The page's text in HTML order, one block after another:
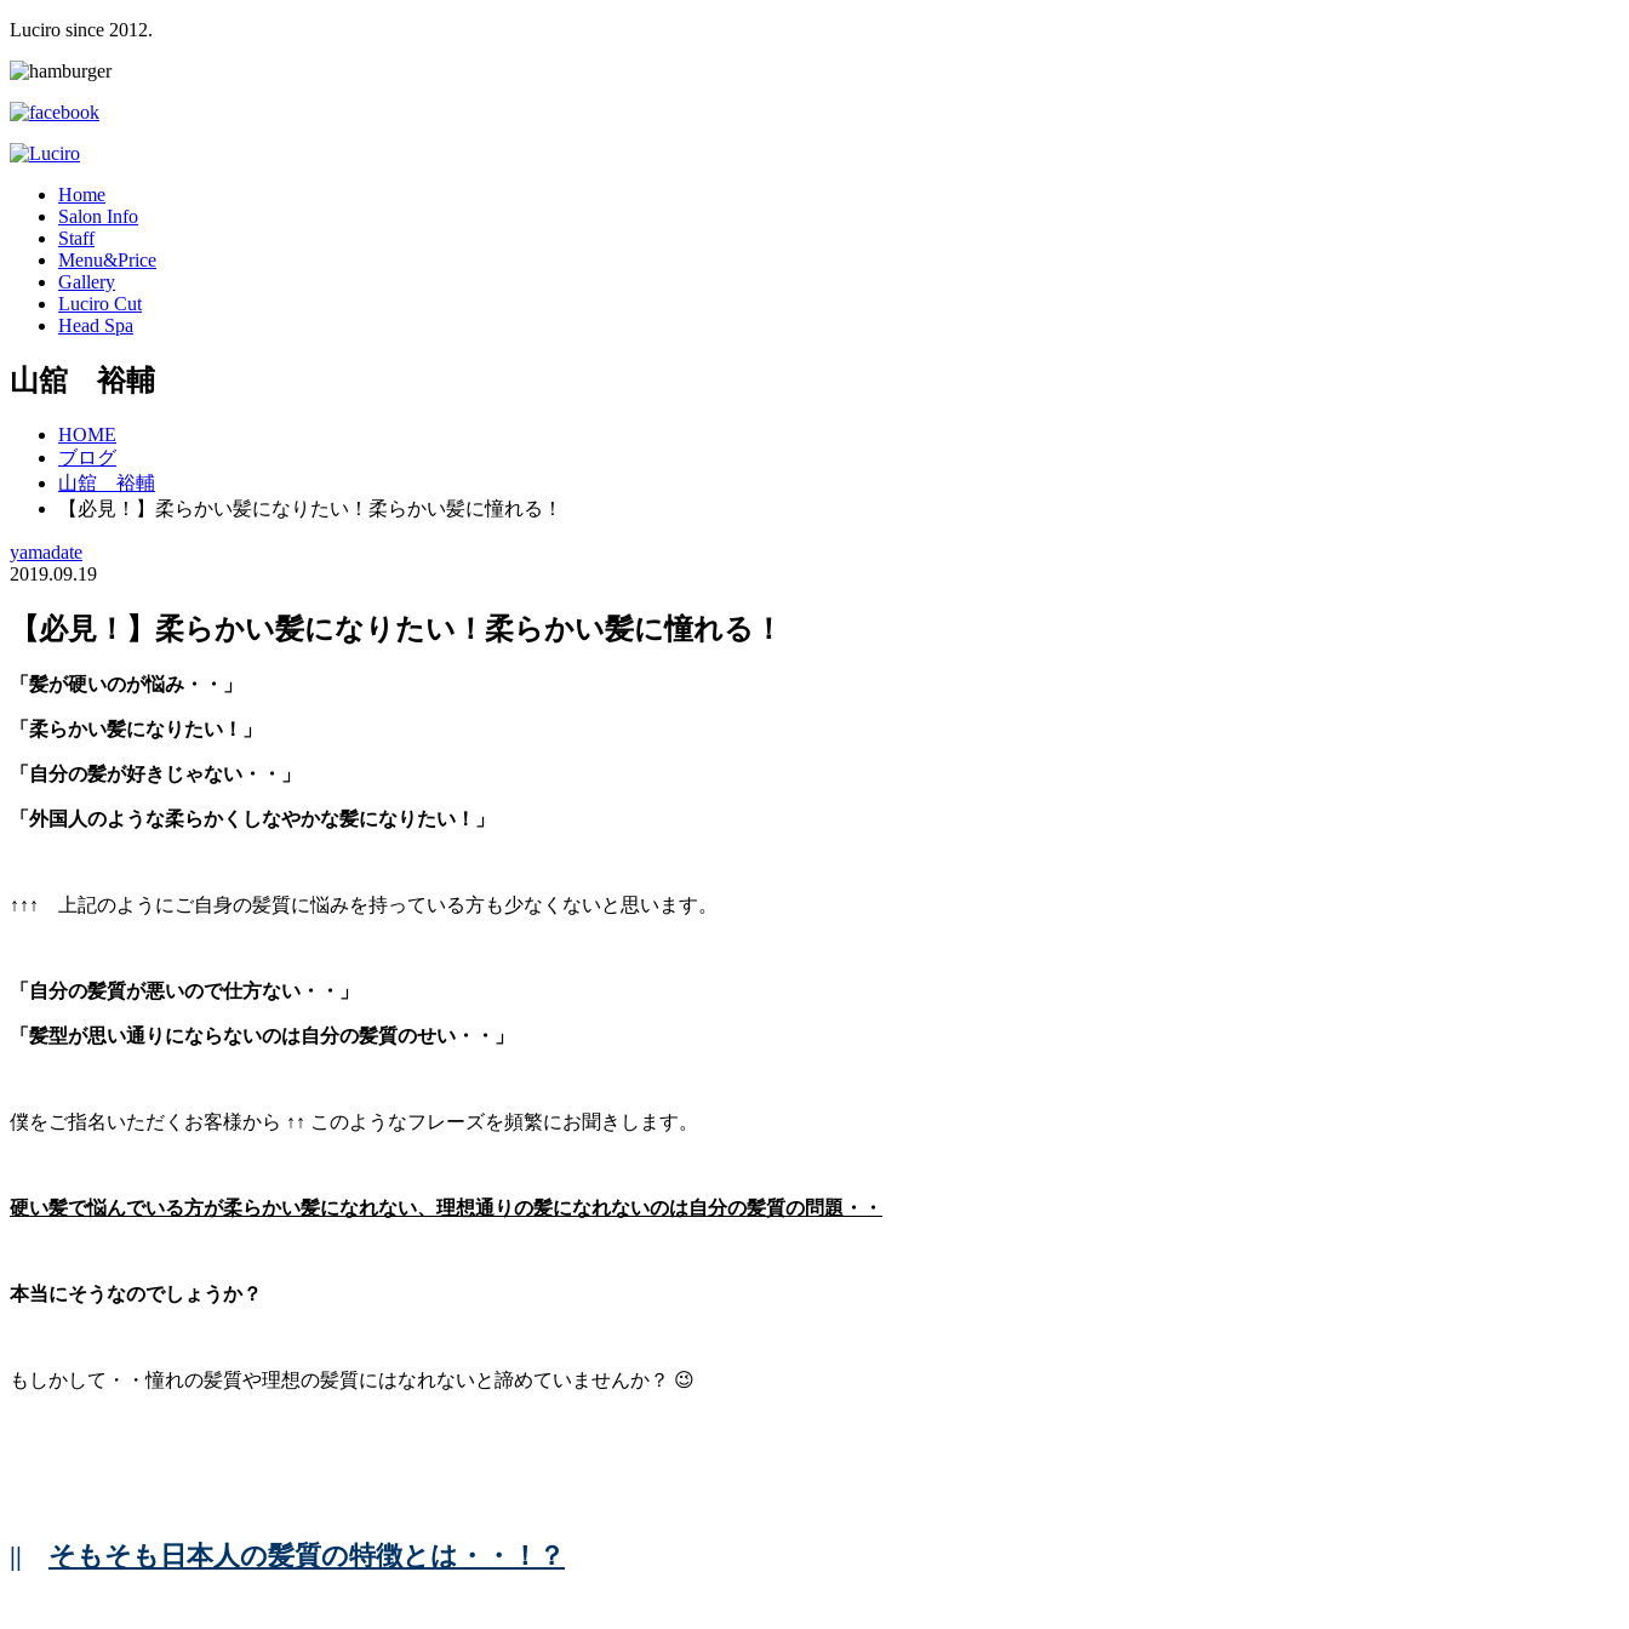
Luciro since 2012.
Home
Salon Info
Staff
Menu&Price
Gallery
Luciro Cut
Head Spa
山舘 裕輔
HOME
ブログ
山舘 裕輔
【必見！】柔らかい髪になりたい！柔らかい髪に憧れる！
yamadate
2019.09.19
【必見！】柔らかい髪になりたい！柔らかい髪に憧れる！
「髪が硬いのが悩み・・」
「柔らかい髪になりたい！」
「自分の髪が好きじゃない・・」
「外国人のような柔らかくしなやかな髪になりたい！」
↑↑↑ 上記のようにご自身の髪質に悩みを持っている方も少なくないと思います。
「自分の髪質が悪いので仕方ない・・」
「髪型が思い通りにならないのは自分の髪質のせい・・」
僕をご指名いただくお客様から ↑↑ このようなフレーズを頻繁にお聞きします。
硬い髪で悩んでいる方が柔らかい髪になれない、理想通りの髪になれないのは自分の髪質の問題・・
本当にそうなのでしょうか？
もしかして・・憧れの髪質や理想の髪質にはなれないと諦めていませんか？ 😉
|| そもそも日本人の髪質の特徴とは・・！？